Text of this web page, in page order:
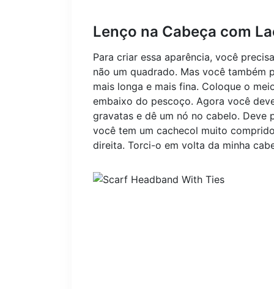
Lenço na Cabeça com
Para criar essa aparência, você
não um quadrado. Mas você também
mais longa e mais fina. Coloque o
embaixo do pescoço. Agora você
gravatas e dê um nó no cabelo. Deve
você tem um cachecol muito
direita. Torci-o em volta da minha